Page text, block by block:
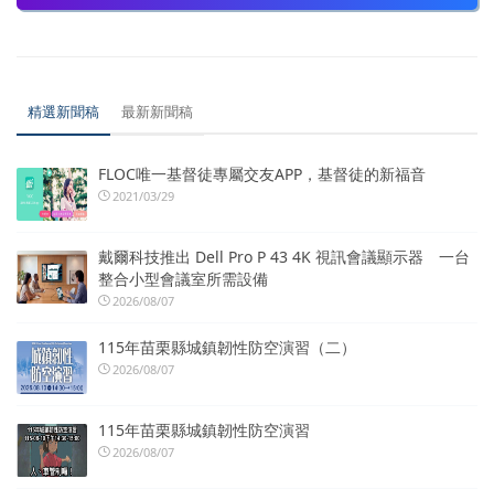
精選新聞稿 最新新聞稿
FLOC唯一基督徒專屬交友APP，基督徒的新福音
2021/03/29
戴爾科技推出 Dell Pro P 43 4K 視訊會議顯示器 一台
整合小型會議室所需設備
2026/08/07
115年苗栗縣城鎮韌性防空演習（二）
2026/08/07
115年苗栗縣城鎮韌性防空演習
2026/08/07